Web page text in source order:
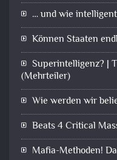
… und wie
Können Staaten
Superintelligenz? |
(Mehrteiler)
Wie werden wir
Beats 4 Critical
Mafia-Methoden!